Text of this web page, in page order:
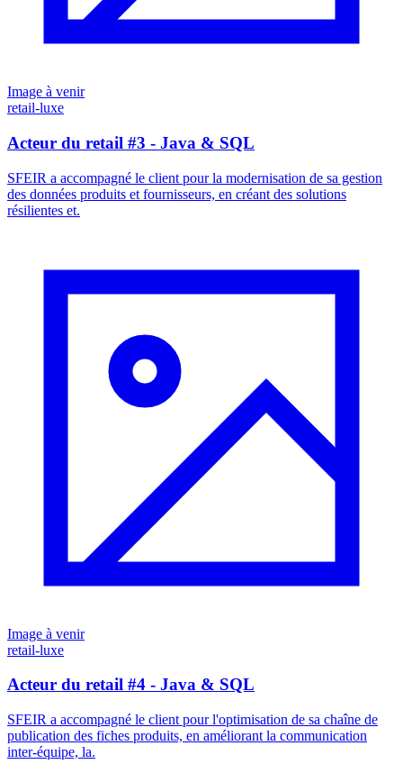
Image à venir
retail-luxe
Acteur du retail #3 - Java & SQL
SFEIR a accompagné le client pour la modernisation de sa gestion
des données produits et fournisseurs, en créant des solutions
résilientes et.
Image à venir
retail-luxe
Acteur du retail #4 - Java & SQL
SFEIR a accompagné le client pour l'optimisation de sa chaîne de
publication des fiches produits, en améliorant la communication
inter-équipe, la.